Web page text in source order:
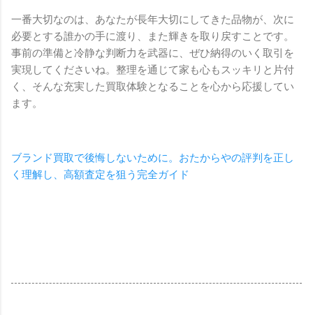
一番大切なのは、あなたが長年大切にしてきた品物が、次に
必要とする誰かの手に渡り、また輝きを取り戻すことです。
事前の準備と冷静な判断力を武器に、ぜひ納得のいく取引を
実現してくださいね。整理を通じて家も心もスッキリと片付
く、そんな充実した買取体験となることを心から応援してい
ます。
ブランド買取で後悔しないために。おたからやの評判を正し
く理解し、高額査定を狙う完全ガイド